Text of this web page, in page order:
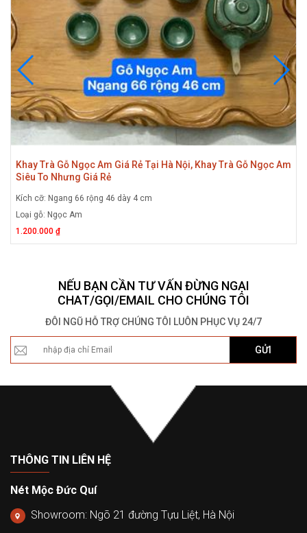
Khay Trà Gỗ Ngọc Am Giá Rẻ Tại Hà Nội, Khay Trà Gỗ Ngọc Am
Siêu To Nhưng Giá Rẻ
Kích cỡ: Ngang 66 rộng 46 dày 4 cm
Loại gỗ: Ngọc Am
1.200.000 ₫
NẾU BẠN CẦN TƯ VẤN ĐỪNG NGẠI
CHAT/GỌI/EMAIL CHO CHÚNG TÔI
ĐÔI NGŨ HỖ TRỢ CHÚNG TÔI LUÔN PHỤC VỤ 24/7
GỬI
THÔNG TIN LIÊN HỆ
Nét Mộc Đức Quí
Showroom: Ngõ 21 đường Tựu Liệt, Hà Nội